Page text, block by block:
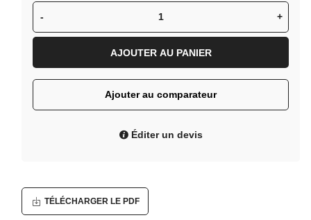
- +
AJOUTER AU PANIER
Ajouter au comparateur
Éditer un devis
TÉLÉCHARGER LE PDF